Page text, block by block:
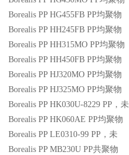
Borealis PP HG455FB PP均聚物
Borealis PP HH245FB PP均聚物
Borealis PP HH315MO PP均聚物
Borealis PP HH450FB PP均聚物
Borealis PP HJ320MO PP均聚物
Borealis PP HJ325MO PP均聚物
Borealis PP HK030U-8229 PP ，未
Borealis PP HK060AE PP均聚物
Borealis PP LE0310-99 PP ，未
Borealis PP MB230U PP共聚物